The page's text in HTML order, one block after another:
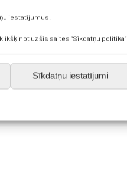
iestatījumus.
uz šīs saites “Sīkdatņu politika”
Sīkdatņu iestatījumi